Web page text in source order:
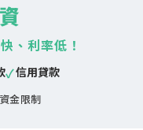
、利率低！
✓信用貸款
金限制